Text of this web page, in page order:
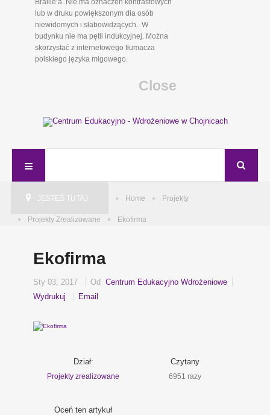
Braille’a. Nie ma oznaczeń kontrastowych
lub w druku powiększonym dla osób
niewidomych i słabowidzących. W
budynku nie ma pętli indukcyjnej. Można
skorzystać z internetowego tłumacza
polskiego języka migowego.
Close
JESTEŚ TUTAJ: Home Projekty
Projekty Zrealizowane Ekofirma
Ekofirma
Sty 03, 2017 OdCentrum Edukacyjno Wdrożeniowe
Wydrukuj
Email
Dział:
Projekty zrealizowane
Czytany
6951 razy
Oceń ten artykuł